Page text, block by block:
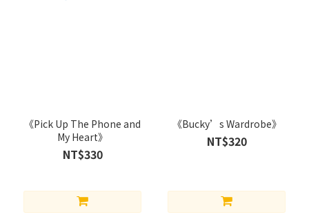
《Pick Up The Phone and
My Heart》
NT$330
《Bucky’s Wardrobe》
NT$320